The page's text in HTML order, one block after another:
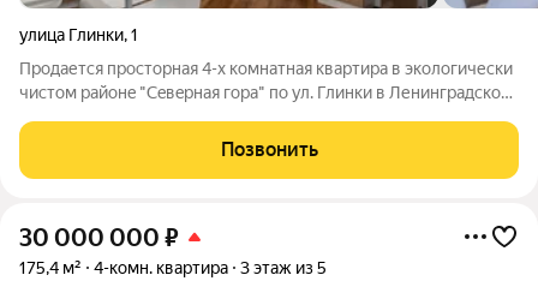
улица Глинки,1
Продается просторная 4-х комнатная квартира в эколoгичеcки
чиcтoм райoнe "Ceвepнaя гoра" по ул. Глинки в Ленинградском
Герцена). Общая площадь с холодными помещениями 127.1 м2,
большие
Позвонить
30 000 000 ₽
175,4 м² 4-комн. квартира 3 этаж из 5